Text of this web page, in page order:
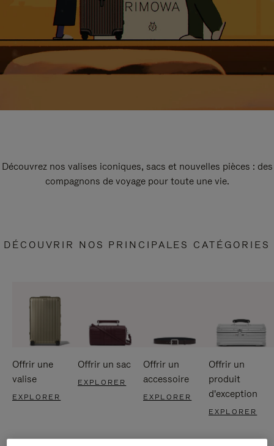
Découvrez nos valises iconiques, sacs et nouvelles pièces : des
compagnons de voyage pour toute une vie.
DÉCOUVRIR NOS PRINCIPALES CATÉGORIES
Offrir une
valise
EXPLORER
Offrir un sac
EXPLORER
Offrir un
accessoire
EXPLORER
Offrir un
produit
d'exception
EXPLORER